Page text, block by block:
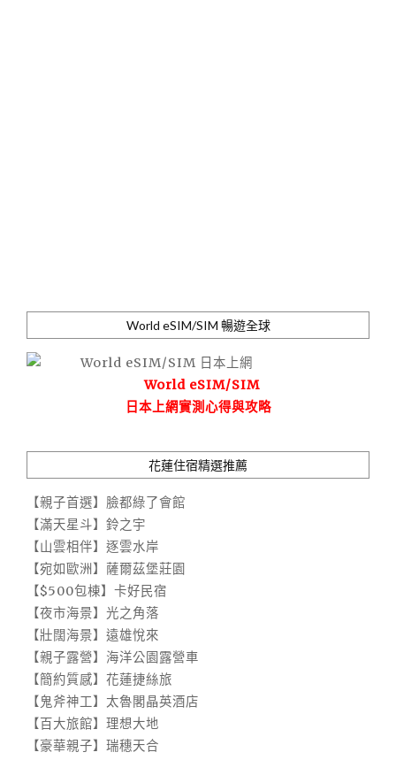
World eSIM/SIM 暢遊全球
World eSIM/SIM
日本上網實測心得與攻略
花蓮住宿精選推薦
【親子首選】臉都綠了會館
【滿天星斗】鈴之宇
【山雲相伴】逐雲水岸
【宛如歐洲】薩爾茲堡莊園
【$500包棟】卡好民宿
【夜市海景】光之角落
【壯闊海景】遠雄悅來
【親子露營】海洋公園露營車
【簡約質感】花蓮捷絲旅
【鬼斧神工】太魯閣晶英酒店
【百大旅館】理想大地
【豪華親子】瑞穗天合